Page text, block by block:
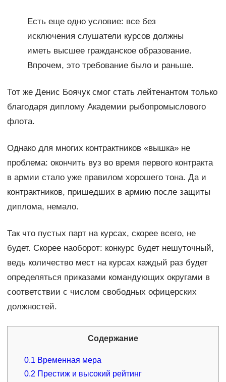
Есть еще одно условие: все без
исключения слушатели курсов должны
иметь высшее гражданское образование.
Впрочем, это требование было и раньше.
Тот же Денис Боячук смог стать лейтенантом только
благодаря диплому Академии рыбопромыслового
флота.
Однако для многих контрактников «вышка» не
проблема: окончить вуз во время первого контракта
в армии стало уже правилом хорошего тона. Да и
контрактников, пришедших в армию после защиты
диплома, немало.
Так что пустых парт на курсах, скорее всего, не
будет. Скорее наоборот: конкурс будет нешуточный,
ведь количество мест на курсах каждый раз будет
определяться приказами командующих округами в
соответствии с числом свободных офицерских
должностей.
Содержание
0.1 Временная мера
0.2 Престиж и высокий рейтинг